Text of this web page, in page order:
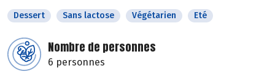
Dessert Sans lactose Végétarien Eté
Nombre de personnes
6 personnes